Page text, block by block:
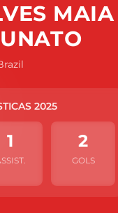
MAIA
2025
1 2
GOLS